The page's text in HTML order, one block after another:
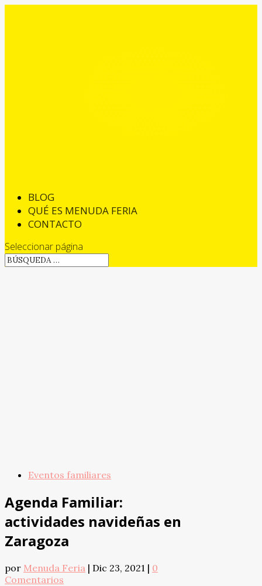
BLOG
QUÉ ES MENUDA FERIA
CONTACTO
Seleccionar página
Eventos familiares
Agenda Familiar:
actividades navideñas en
Zaragoza
por Menuda Feria | Dic 23, 2021 | 0
Comentarios